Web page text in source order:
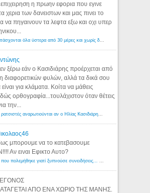
επιχειρηση η πρωην εφορια που εγινε
χερια των δανειστων και μας πινει το
να πηγαινουν τα λεφτα εξω και οχι υπερ
Εφορία: Κατάσχονται όλα ύστερα από 30 μέρες και χωρίς δικαστικές αποφάσεις - Λόγιος Ερμής
ξέρω εάν ο Κασιδιάρης προέρχεται από
διαφορετικών φυλών, αλλά τα δικά σου
είναι για κλάματα. Κοίτα να μάθεις
ορθογραφία...τουλάχιστον όταν θέτεις
την...
Αμερικανοί ρατσιστές αναρωτιούνται αν ο Ηλίας Κασιδιάρης ανήκει στη λευκή φυλή... - Λόγιος Ερμής
μπορουμε να το κατεβασουμε
Αν ειναι Εφικτο Αυτο?
Ένα βιβλίο που πολεμήθηκε γιατί ξυπνούσε συνειδήσεις... - Λόγιος Ερμής | Η γνώση ξεκινάει με την αναζήτηση...
ΑΠΟ ΕΝΑ ΧΩΡΙΟ ΤΗΣ ΜΑΝΗΣ.